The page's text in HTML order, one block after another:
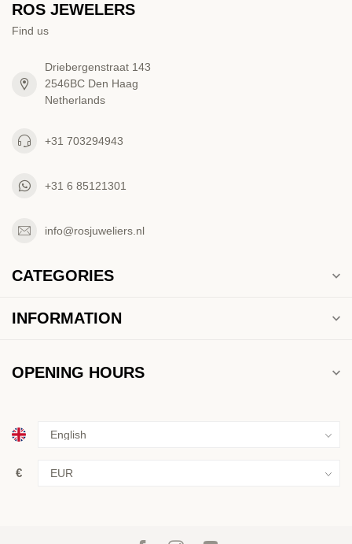
ROS JEWELERS
Find us
Driebergenstraat 143
2546BC Den Haag
Netherlands
+31 703294943
+31 6 85121301
info@rosjuweliers.nl
CATEGORIES
INFORMATION
OPENING HOURS
€